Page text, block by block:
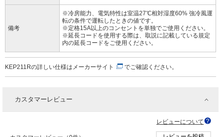
備考
※冷房能力、電気特性は室温27℃相対湿度60% 強冷風運
転の条件で運転したときの値です。
※定格15A以上のコンセントを単独でご使用ください。
※延長コードを使用する際は、取説に記載している規定
内の延長コードをご使用ください。
KEP211Rの詳しい仕様は メーカーサイト でご確認ください。
カスタマーレビュー
レビューについて